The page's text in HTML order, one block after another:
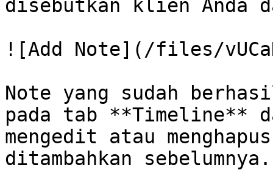
disebutkan klien Anda
![Add Note](/files/
Note yang sudah
pada tab **Timeline**
mengedit atau
ditambahkan sebelumnya.